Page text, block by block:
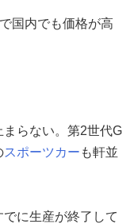
国内でも価格が高
らない。第2世代G
スポーツカー も軒並
に生産が終了して